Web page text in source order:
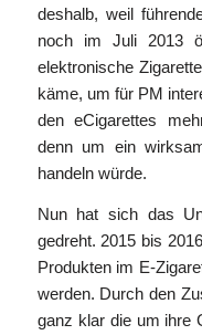
deshalb, weil
noch im Juli 2013
elektronische
käme, um für PM
den eCigarettes
denn um ein
handeln würde.
Nun hat sich das
gedreht. 2015 bis
Produkten im E-
werden. Durch den
ganz klar die um ihre